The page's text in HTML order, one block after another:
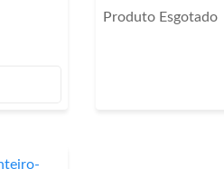
Produto Esgotado